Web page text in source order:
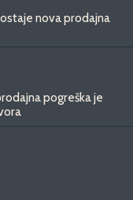
nova prodajna
pogreška je